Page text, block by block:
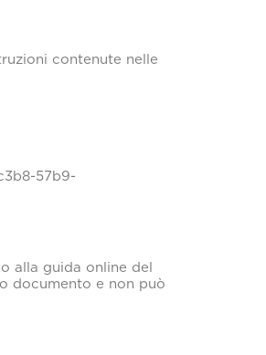
contenute nelle
57b9-
alla guida online del
documento e non può